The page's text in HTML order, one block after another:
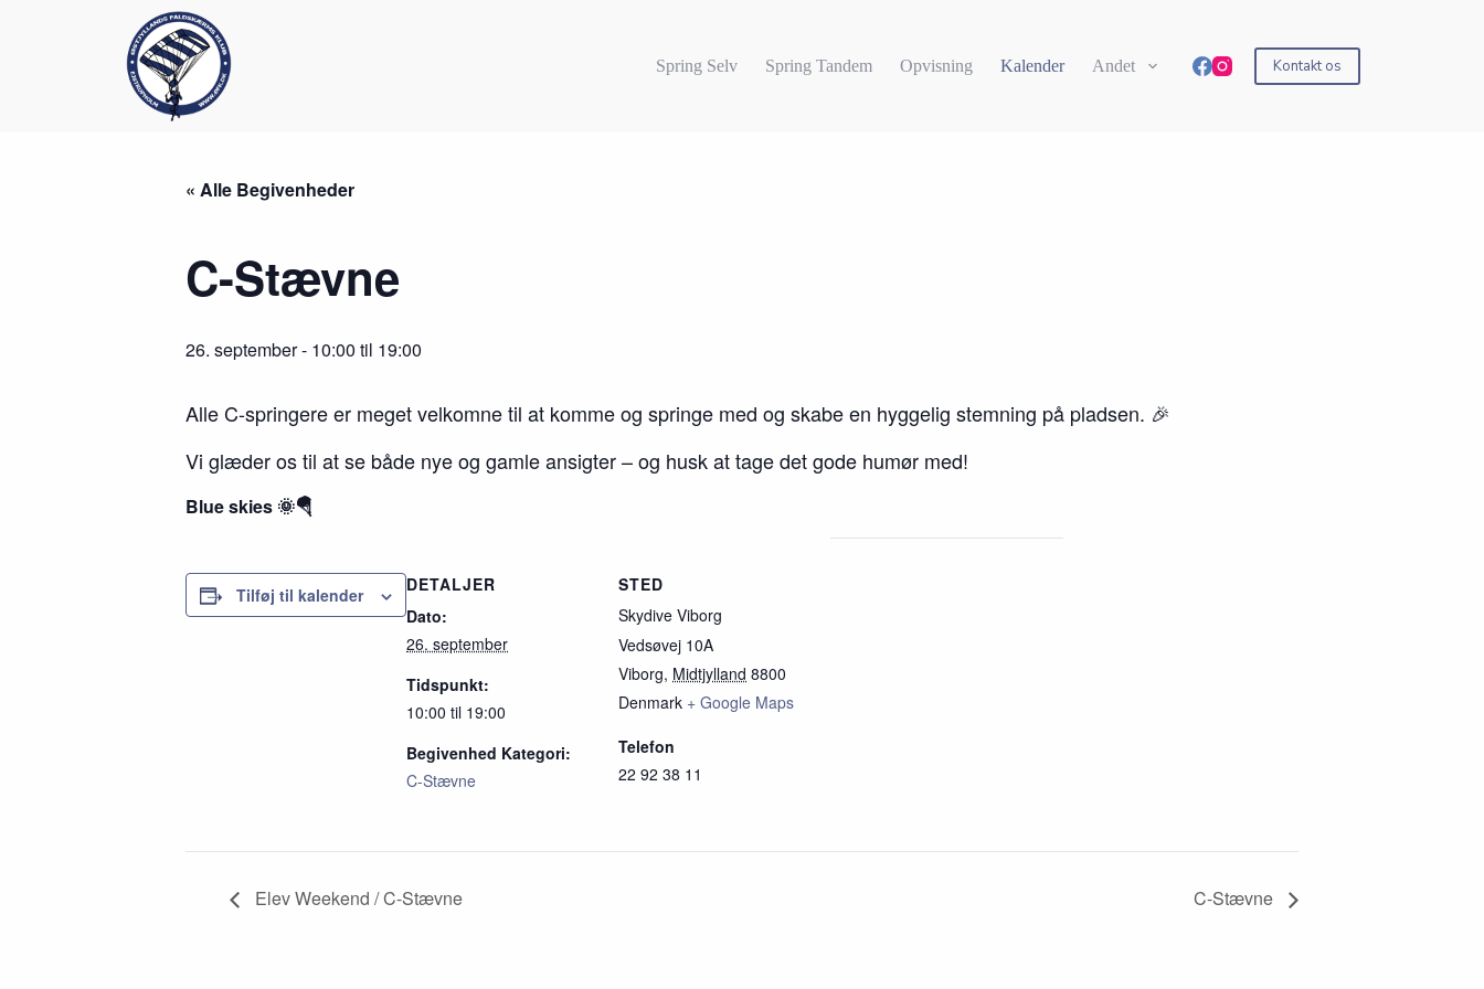
Spring Selv Spring Tandem Opvisning Kalender Andet Kontakt os
« Alle Begivenheder
C-Stævne
26. september - 10:00 til 19:00
Alle C-springere er meget velkomne til at komme og springe med og skabe en hyggelig stemning på pladsen. 🎉
Vi glæder os til at se både nye og gamle ansigter – og husk at tage det gode humør med!
Blue skies 🌞🪂
Tilføj til kalender
DETALJER
Dato:
26. september
Tidspunkt:
10:00 til 19:00
Begivenhed Kategori:
C-Stævne
STED
Skydive Viborg
Vedsøvej 10A
Viborg, Midtjylland 8800
Denmark + Google Maps
Telefon
22 92 38 11
Elev Weekend / C-Stævne C-Stævne